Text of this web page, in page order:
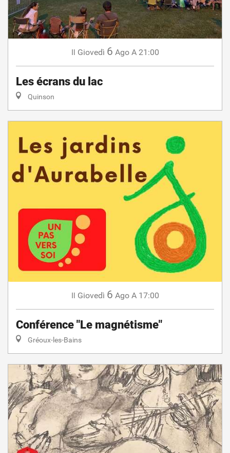
Il Giovedì 6 Ago A 21:00
Les écrans du lac
Quinson
Il Giovedì 6 Ago A 17:00
Conférence "Le magnétisme"
Gréoux-les-Bains